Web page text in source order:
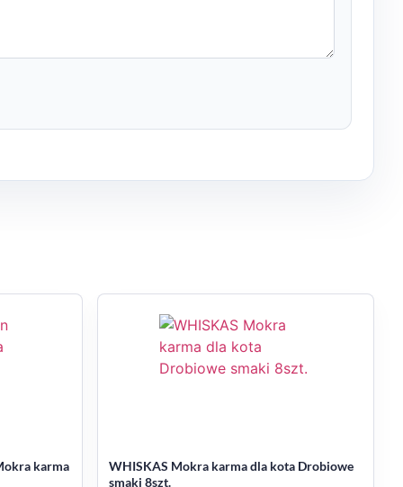
karma
WHISKAS Mokra karma dla kota Drobiowe
smaki 8szt.